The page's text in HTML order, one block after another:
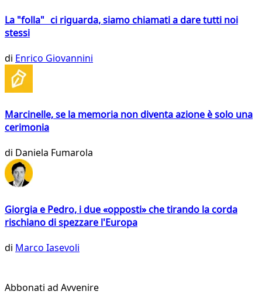
La "folla" ci riguarda, siamo chiamati a dare tutti noi
stessi
di Enrico Giovannini
Marcinelle, se la memoria non diventa azione è solo una
cerimonia
di Daniela Fumarola
Giorgia e Pedro, i due «opposti» che tirando la corda
rischiano di spezzare l'Europa
di Marco Iasevoli
Abbonati ad Avvenire